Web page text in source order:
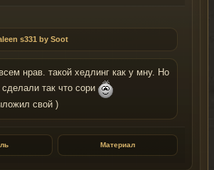
s331 by Soot
нрав. такой хедлинг как у мну. Но
так что сори
свой )
Материал